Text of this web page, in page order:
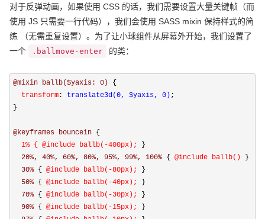
对于反弹动画，如果使用 CSS 的话，我们需要设置大量关键帧（而
使用 JS 只需要一行代码），我们会使用 SASS mixin 保持样式的简
练 （无需重复设置）。为了让小球组件从屏幕外开始，我们设置了
一个
.ballmove-enter 的类：
@mixin ballb($yaxis: 0) {
  transform
: translate3d(0, $yaxis, 0) ;
}
@keyframes bouncein {
  1% { @include ballb(-400px);
}
  20%, 40%, 60%, 80%, 95%, 99%, 100%
{ @include ballb() }
  30%
{ @include ballb(-80px); }
  50%
{ @include ballb(-40px); }
  70%
{ @include ballb(-30px); }
  90%
{ @include ballb(-15px); }